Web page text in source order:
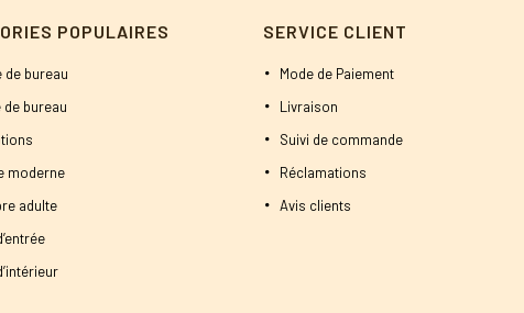
POPULAIRES
de bureau
de bureau
moderne
adulte
SERVICE CLIENT
Mode de Paiement
Livraison
Suivi de commande
Réclamations
Avis clients